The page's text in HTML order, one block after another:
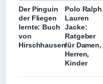
Der Pinguin
der Fliegen
lernte: Buch
von
Hirschhausen
Polo Ralph
Lauren
Jacke:
Ratgeber
für Damen,
Herren,
Kinder